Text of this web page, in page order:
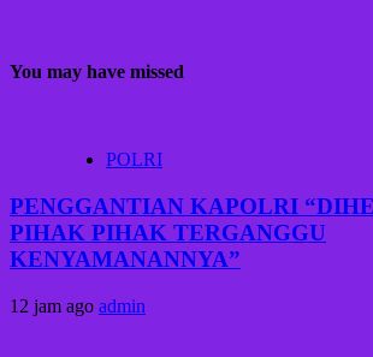
You may have missed
POLRI
PENGGANTIAN KAPOLRI
PIHAK PIHAK TERGANGGU
KENYAMANANNYA”
12 jam ago admin